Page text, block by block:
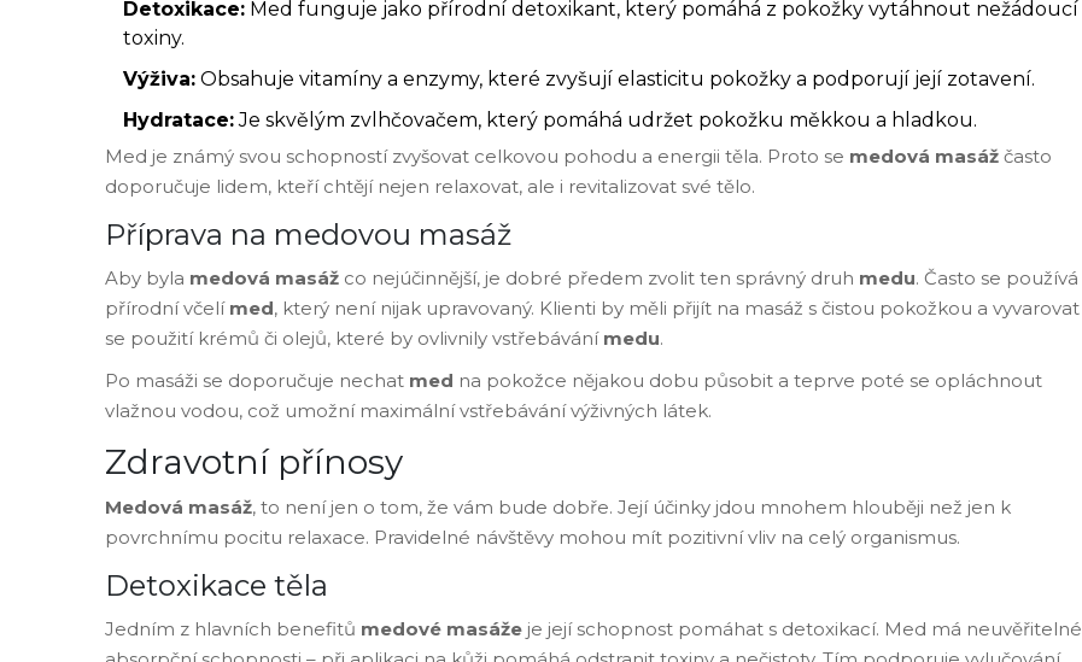
Detoxikace: Med funguje jako přírodní detoxikant, který pomáhá z pokožky vytáhnout nežádoucí
toxiny.
Výživa: Obsahuje vitamíny a enzymy, které zvyšují elasticitu pokožky a podporují její zotavení.
Hydratace:Je skvělým zvlhčovačem, který pomáhá udržet pokožku měkkou a hladkou.
Med je známý svou schopností zvyšovat celkovou pohodu a energii těla. Proto se medová masáž často
doporučuje lidem, kteří chtějí nejen relaxovat, ale i revitalizovat své tělo.
Příprava na medovou masáž
Aby byla medová masáž co nejúčinnější, je dobré předem zvolit ten správný druh medu. Často se používá
přírodní včelí med, který není nijak upravovaný. Klienti by měli přijít na masáž s čistou pokožkou a vyvarovat
se použití krémů či olejů, které by ovlivnily vstřebávání medu.
Po masáži se doporučuje nechat med na pokožce nějakou dobu působit a teprve poté se opláchnout
vlažnou vodou, což umožní maximální vstřebávání výživných látek.
Zdravotní přínosy
Medová masáž, to není jen o tom, že vám bude dobře. Její účinky jdou mnohem hlouběji než jen k
povrchnímu pocitu relaxace. Pravidelné návštěvy mohou mít pozitivní vliv na celý organismus.
Detoxikace těla
Jedním z hlavních benefitů medové masáže je její schopnost pomáhat s detoxikací. Med má neuvěřitelné